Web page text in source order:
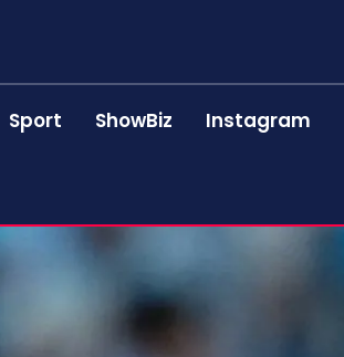
Sport ShowBiz Instagram